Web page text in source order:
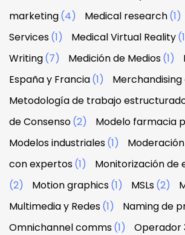
marketing(4) Medical research(1)
Services(1) Medical Virtual Reality
Writing(7) Medición de Medios(1)
España y Francia(1)
Metodología de trabajo
de Consenso(2) Modelo farmacia
Modelos industriales(1)
con expertos(1)
Monitorización de
(2)
Motion graphics(1) MSLs(2)
Multimedia y Redes(1) Naming de
Omnichannel comms(1) Operador